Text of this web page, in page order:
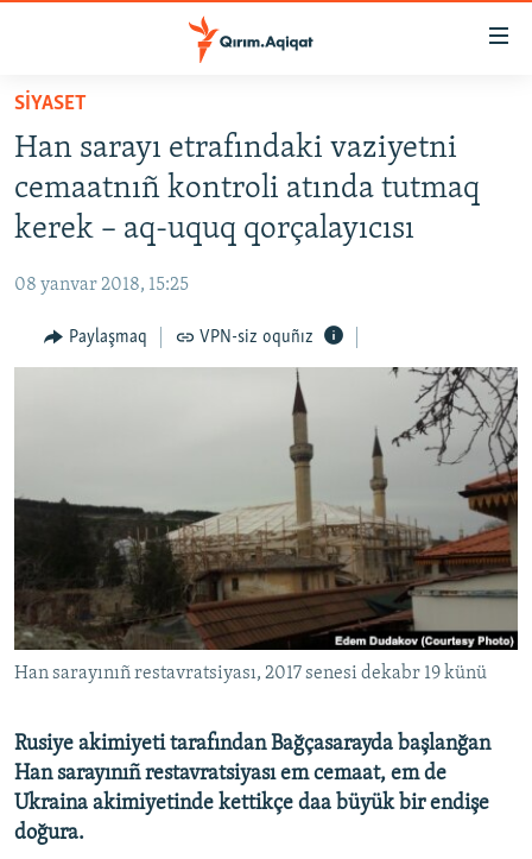
Esas
qaytmaq
Baş
navigatsiyağa
qaytmaq
Qıdıruvğa
qaytmaq
İQTİSADİYAT
MEDENİYET
İNSAN AQLARI
FİKİR
Русский
Українською
QOŞULIÑIZ!
RFE/RS bütün saytları
SİYASET
Han sarayı etrafındaki vaziyetni
cemaatnıñ kontroli atında tutmaq
kerek – aq-uquq qorçalayıcısı
08 yanvar 2018, 15:25
Paylaşmaq VPN-siz oquñız
Han sarayınıñ restavratsiyası, 2017 senesi dekabr 19 künü
Rusiye akimiyeti tarafından Bağçasarayda başlanğan
Han sarayınıñ restavratsiyası em cemaat, em de
Ukraina akimiyetinde kettikçe daa büyük bir endişe
doğura.